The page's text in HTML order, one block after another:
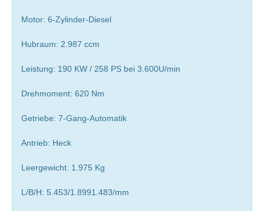
Motor: 6-Zylinder-Diesel
Hubraum: 2.987 ccm
Leistung: 190 KW / 258 PS bei 3.600U/min
Drehmoment: 620 Nm
Getriebe: 7-Gang-Automatik
Antrieb: Heck
Leergewicht: 1.975 Kg
L/B/H: 5.453/1.8991.483/mm